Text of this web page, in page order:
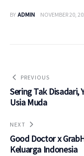
BY ADMIN NOVEMBER 20,
PREVIOUS
Sering Tak Disadari,
Usia Muda
NEXT
Good Doctor x
Keluarga Indonesia